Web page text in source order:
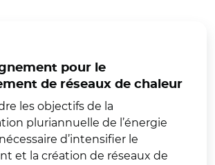
pour le
de réseaux de chaleur
les objectifs de la
pluriannuelle de l’énergie
d’intensifier le
et la création de réseaux de